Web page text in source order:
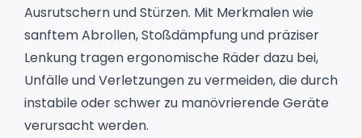
Ausrutschern und Stürzen. Mit Merkmalen wie
sanftem Abrollen, Stoßdämpfung und präziser
Lenkung tragen ergonomische Räder dazu bei,
Unfälle und Verletzungen zu vermeiden, die durch
instabile oder schwer zu manövrierende Geräte
verursacht werden.